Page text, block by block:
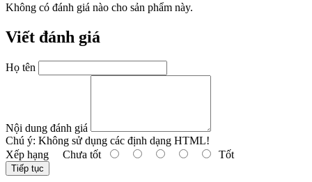
Không có đánh giá nào cho sản phẩm này.
Viết đánh giá
Họ tên
Nội dung đánh giá
Chú ý: Không sử dụng các định dạng HTML!
Xếp hạng Chưa tốt Tốt
Tiếp tục